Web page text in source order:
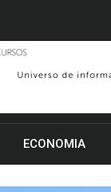
ECONOMIA